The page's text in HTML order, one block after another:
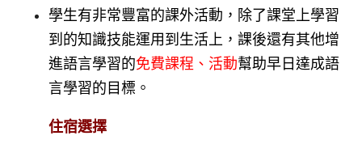
學生有非常豐富的課外活動，除了課堂上學習
到的知識技能運用到生活上，課後還有其他增
進語言學習的免費課程、活動幫助早日達成語
言學習的目標。
住宿選擇